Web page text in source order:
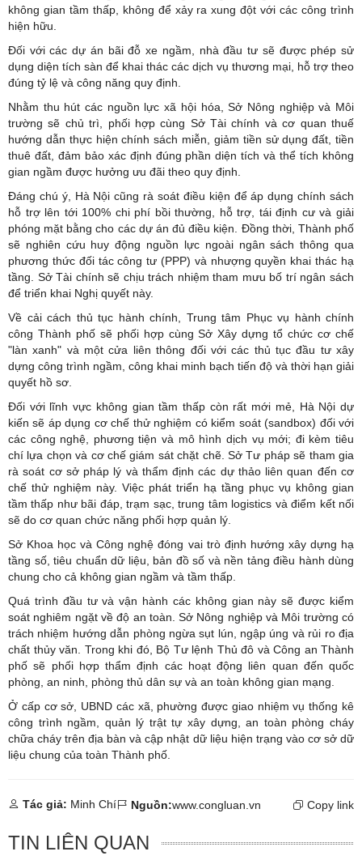
không gian tầm thấp, không để xảy ra xung đột với các công trình
hiện hữu.
Đối với các dự án bãi đỗ xe ngầm, nhà đầu tư sẽ được phép sử
dụng diện tích sàn để khai thác các dịch vụ thương mại, hỗ trợ theo
đúng tỷ lệ và công năng quy định.
Nhằm thu hút các nguồn lực xã hội hóa, Sở Nông nghiệp và Môi
trường sẽ chủ trì, phối hợp cùng Sở Tài chính và cơ quan thuế
hướng dẫn thực hiện chính sách miễn, giảm tiền sử dụng đất, tiền
thuê đất, đảm bảo xác định đúng phần diện tích và thể tích không
gian ngầm được hưởng ưu đãi theo quy định.
Đáng chú ý, Hà Nội cũng rà soát điều kiện để áp dụng chính sách
hỗ trợ lên tới 100% chi phí bồi thường, hỗ trợ, tái định cư và giải
phóng mặt bằng cho các dự án đủ điều kiện. Đồng thời, Thành phố
sẽ nghiên cứu huy động nguồn lực ngoài ngân sách thông qua
phương thức đối tác công tư (PPP) và nhượng quyền khai thác hạ
tầng. Sở Tài chính sẽ chịu trách nhiệm tham mưu bố trí ngân sách
để triển khai Nghị quyết này.
Về cải cách thủ tục hành chính, Trung tâm Phục vụ hành chính
công Thành phố sẽ phối hợp cùng Sở Xây dựng tổ chức cơ chế
"làn xanh" và một cửa liên thông đối với các thủ tục đầu tư xây
dựng công trình ngầm, công khai minh bạch tiến độ và thời hạn giải
quyết hồ sơ.
Đối với lĩnh vực không gian tầm thấp còn rất mới mẻ, Hà Nội dự
kiến sẽ áp dụng cơ chế thử nghiệm có kiểm soát (sandbox) đối với
các công nghệ, phương tiện và mô hình dịch vụ mới; đi kèm tiêu
chí lựa chọn và cơ chế giám sát chặt chẽ. Sở Tư pháp sẽ tham gia
rà soát cơ sở pháp lý và thẩm định các dự thảo liên quan đến cơ
chế thử nghiệm này. Việc phát triển hạ tầng phục vụ không gian
tầm thấp như bãi đáp, trạm sạc, trung tâm logistics và điểm kết nối
sẽ do cơ quan chức năng phối hợp quản lý.
Sở Khoa học và Công nghệ đóng vai trò định hướng xây dựng hạ
tầng số, tiêu chuẩn dữ liệu, bản đồ số và nền tảng điều hành dùng
chung cho cả không gian ngầm và tầm thấp.
Quá trình đầu tư và vận hành các không gian này sẽ được kiểm
soát nghiêm ngặt về độ an toàn. Sở Nông nghiệp và Môi trường có
trách nhiệm hướng dẫn phòng ngừa sụt lún, ngập úng và rủi ro địa
chất thủy văn. Trong khi đó, Bộ Tư lệnh Thủ đô và Công an Thành
phố sẽ phối hợp thẩm định các hoạt động liên quan đến quốc
phòng, an ninh, phòng thủ dân sự và an toàn không gian mạng.
Ở cấp cơ sở, UBND các xã, phường được giao nhiệm vụ thống kê
công trình ngầm, quản lý trật tự xây dựng, an toàn phòng cháy
chữa cháy trên địa bàn và cập nhật dữ liệu hiện trạng vào cơ sở dữ
liệu chung của toàn Thành phố.
Tác giả: Minh Chí Nguồn:www.congluan.vn Copy link
TIN LIÊN QUAN